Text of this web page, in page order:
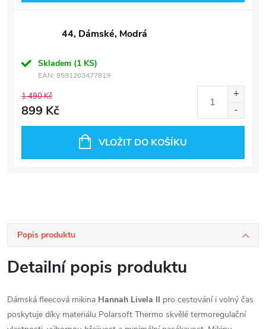
44, Dámské, Modrá
Skladem (1 KS)
EAN: 8591203477819
1 490 Kč
899 Kč
VLOŽIT DO KOŠÍKU
Popis produktu
Detailní popis produktu
Dámská fleecová mikina Hannah Livela II pro cestování i volný čas
poskytuje díky materiálu Polarsoft Thermo skvělé termoregulační